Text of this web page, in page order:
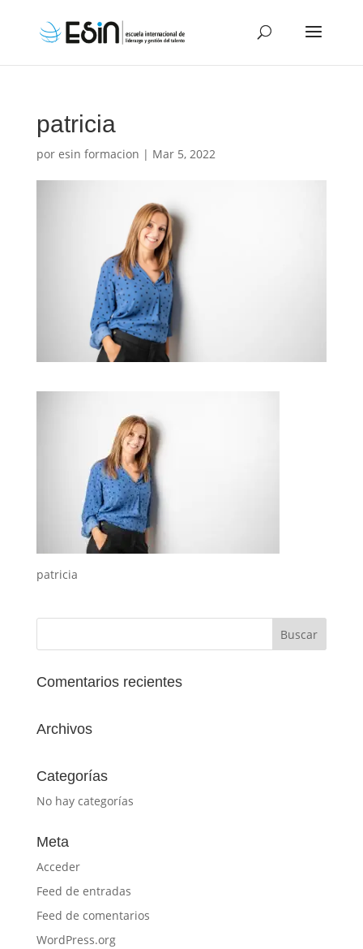
patricia
por esin formacion | Mar 5, 2022
patricia
Comentarios recientes
Archivos
Categorías
No hay categorías
Meta
Acceder
Feed de entradas
Feed de comentarios
WordPress.org